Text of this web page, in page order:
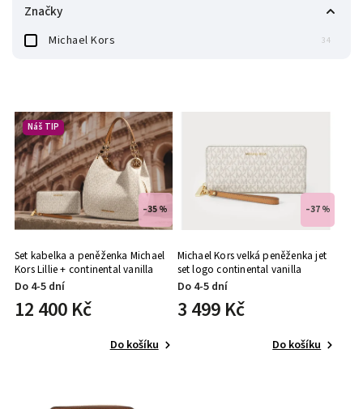
Značky
Michael Kors 34
Náš TIP
–35 %
Set kabelka a peněženka Michael
Kors Lillie + continental vanilla
Do 4-5 dní
12 400 Kč
Do košíku
–37 %
Michael Kors velká peněženka jet
set logo continental vanilla
Do 4-5 dní
3 499 Kč
Do košíku